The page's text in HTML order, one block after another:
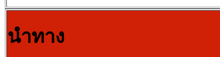
นำทาง